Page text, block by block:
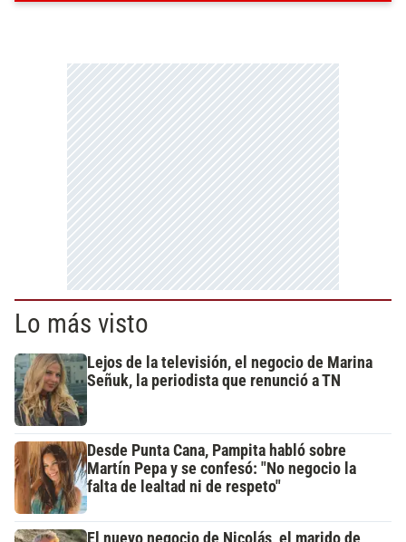
Lo más visto
Lejos de la televisión, el negocio de Marina
Señuk, la periodista que renunció a TN
Desde Punta Cana, Pampita habló sobre
Martín Pepa y se confesó: "No negocio la
falta de lealtad ni de respeto"
El nuevo negocio de Nicolás, el marido de